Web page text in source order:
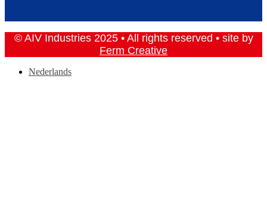
© AIV Industries 2025 • All rights reserved • site by
Ferm Creative
Nederlands